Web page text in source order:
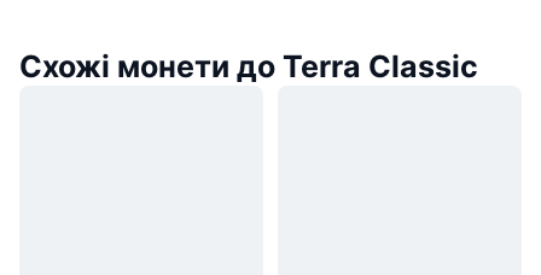
Схожі монети до Terra Classic